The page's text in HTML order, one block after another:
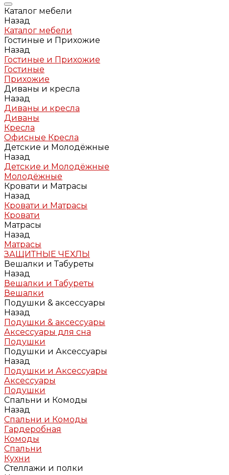
Каталог мебели
Назад
Каталог мебели
Гостиные и Прихожие
Назад
Гостиные и Прихожие
Гостиные
Прихожие
Диваны и кресла
Назад
Диваны и кресла
Диваны
Кресла
Офисные Кресла
Детские и Молодёжные
Назад
Детские и Молодёжные
Молодёжные
Кровати и Матрасы
Назад
Кровати и Матрасы
Кровати
Матрасы
Назад
Матрасы
ЗАЩИТНЫЕ ЧЕХЛЫ
Вешалки и Табуреты
Назад
Вешалки и Табуреты
Вешалки
Подушки & аксессуары
Назад
Подушки & аксессуары
Аксессуары для сна
Подушки
Подушки и Аксессуары
Назад
Подушки и Аксессуары
Аксессуары
Подушки
Спальни и Комоды
Назад
Спальни и Комоды
Гардеробная
Комоды
Спальни
Кухни
Стеллажи и полки